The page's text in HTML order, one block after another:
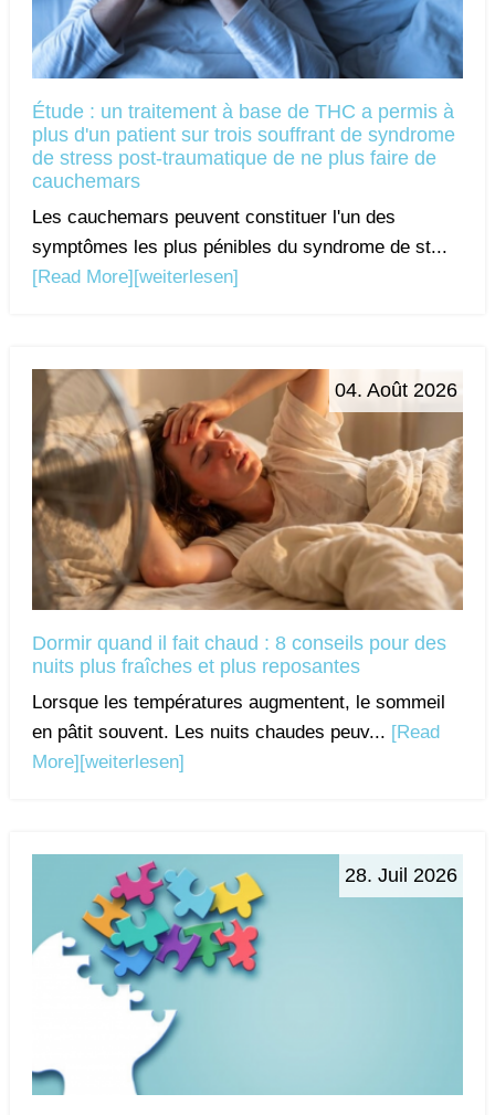
Étude : un traitement à base de THC a permis à
plus d'un patient sur trois souffrant de syndrome
de stress post-traumatique de ne plus faire de
cauchemars
Les cauchemars peuvent constituer l'un des
symptômes les plus pénibles du syndrome de st...
[Read More][weiterlesen]
04. Août 2026
Dormir quand il fait chaud : 8 conseils pour des
nuits plus fraîches et plus reposantes
Lorsque les températures augmentent, le sommeil
en pâtit souvent. Les nuits chaudes peuv... [Read
More][weiterlesen]
28. Juil 2026